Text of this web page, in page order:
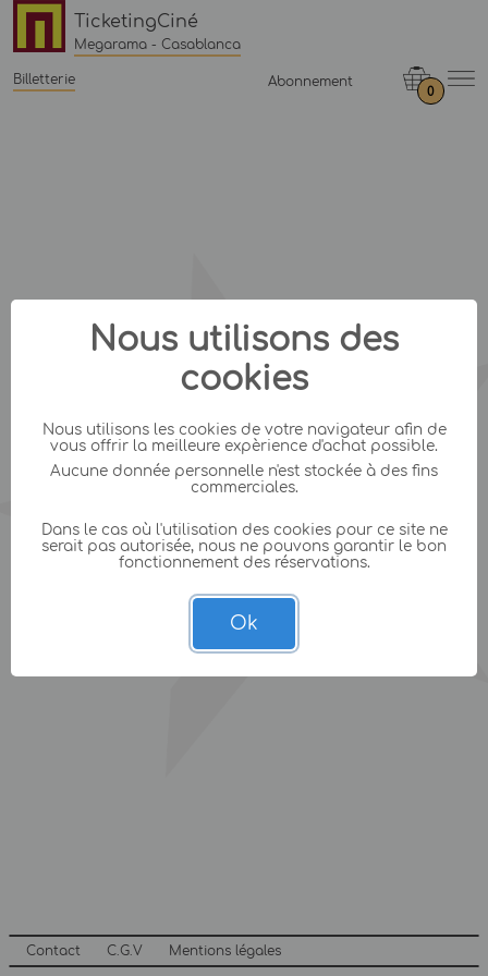
TicketingCiné
Megarama - Casablanca
Billetterie Abonnement
0
Contact C.G.V Mentions légales
Nous utilisons des
cookies
Nous utilisons les cookies de votre navigateur afin de
vous offrir la meilleure expèrience d'achat possible.
Aucune donnée personnelle n'est stockée à des fins
commerciales.
Dans le cas où l'utilisation des cookies pour ce site ne
serait pas autorisée, nous ne pouvons garantir le bon
fonctionnement des réservations.
Ok